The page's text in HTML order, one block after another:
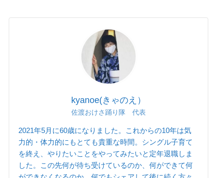
kyanoe(きゃのえ）
佐渡おけさ踊り隊 代表
2021年5月に60歳になりました。これからの10年は気
力的・体力的にもとても貴重な時間。シングル子育て
を終え、やりたいことをやってみたいと定年退職しま
した。この先何が待ち受けているのか、何ができて何